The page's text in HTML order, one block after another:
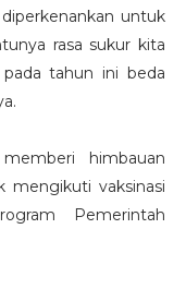
untuk
rasa sukur kita
tahun ini beda
himbauan
mengikuti vaksinasi
Pemerintah